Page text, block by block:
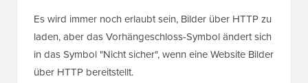
Es wird immer noch erlaubt sein, Bilder über HTTP zu
laden, aber das Vorhängeschloss-Symbol ändert sich
in das Symbol "Nicht sicher", wenn eine Website Bilder
über HTTP bereitstellt.